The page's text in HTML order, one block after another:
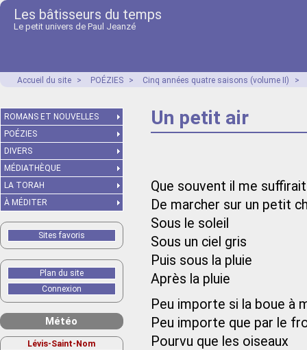
Les bâtisseurs du temps
Le petit univers de Paul Jeanzé
Accueil du site > POÉZIES > Cinq années quatre saisons (volume II) >
Un petit air
Que souvent il me suffirait
De marcher sur un petit
Sous le soleil
Sous un ciel gris
Puis sous la pluie
Après la pluie
Peu importe si la boue à
Peu importe que par le
Pourvu que les oiseaux
ROMANS ET NOUVELLES
POÉZIES
DIVERS
MÉDIATHÈQUE
LA TORAH
À MÉDITER
Sites favoris
Plan du site
Connexion
Météo
Lévis-Saint-Nom